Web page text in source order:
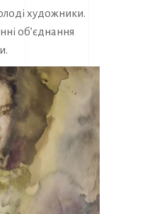
художники.
об’єднання